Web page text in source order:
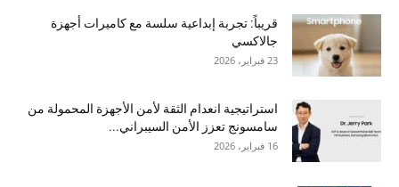
قريباً: تجربة إبداعية سلسة مع كاميرات أجهزة
جالاكسي
23 فبراير، 2026
استراتيجية انعدام الثقة لأمن الأجهزة المحمولة من
سامسونج تعزز الأمن السيبراني...
16 فبراير، 2026